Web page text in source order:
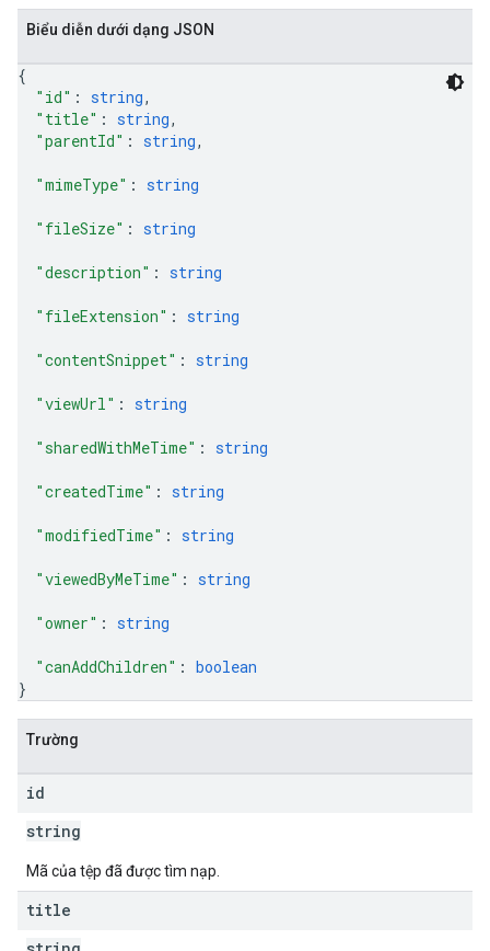
Biểu diễn dưới dạng JSON
{
"id" : string,
"title" : string,
"parentId" : string,
"mimeType" : string
"fileSize" : string
"description" : string
"fileExtension" : string
"contentSnippet" : string
"viewUrl" : string
"sharedWithMeTime" : string
"createdTime" : string
"modifiedTime" : string
"viewedByMeTime" : string
"owner" : string
"canAddChildren" : boolean
}
Trường
id
string
Mã của tệp đã được tìm nạp.
title